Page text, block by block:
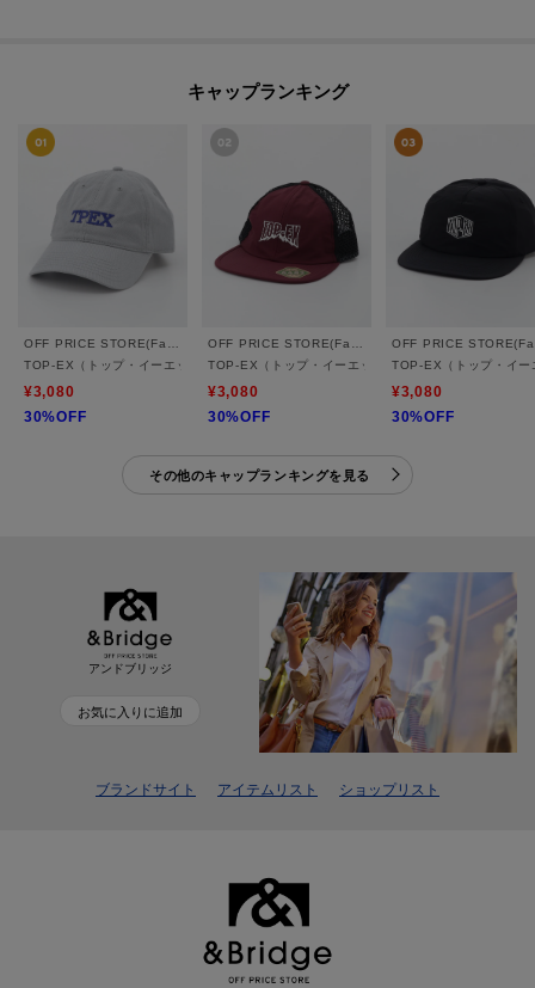
キャップランキング
TOP-EX（トップ・イーエックス） コットンロゴキャップ
¥3,080
30%OFF
TOP-EX（トップ・イーエックス） フラットメッシュキ
¥3,080
30%OFF
TOP-EX（トップ・イ
¥3,080
30%OFF
その他のキャップランキングを見る
アンドブリッジ
お気に入りに追加
ブランドサイト アイテムリスト ショップリスト